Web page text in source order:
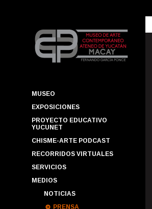
MUSEO
EXPOSICIONES
PROYECTO EDUCATIVO
YUCUNET
CHISME-ARTE PODCAST
RECORRIDOS VIRTUALES
SERVICIOS
MEDIOS
NOTICIAS
PRENSA